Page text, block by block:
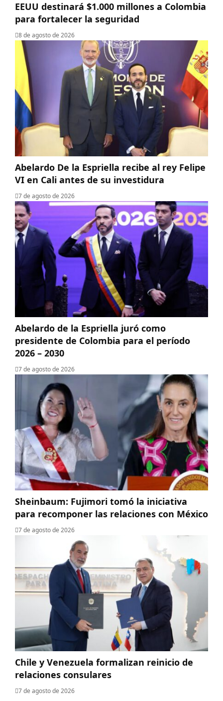
EEUU destinará $1.000 millones a Colombia
para fortalecer la seguridad
8 de agosto de 2026
Abelardo De la Espriella recibe al rey Felipe
VI en Cali antes de su investidura
7 de agosto de 2026
Abelardo de la Espriella juró como
presidente de Colombia para el período
2026 – 2030
7 de agosto de 2026
Sheinbaum: Fujimori tomó la iniciativa
para recomponer las relaciones con México
7 de agosto de 2026
Chile y Venezuela formalizan reinicio de
relaciones consulares
7 de agosto de 2026